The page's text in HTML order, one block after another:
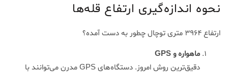
نحوه اندازه‌گیری ارتفاع قله‌ها
ارتفاع ۳۹۶۴ متری توچال چطور به دست آمده؟
ماهواره و GPS
دقیق‌ترین روش امروز. دستگاه‌های GPS مدرن می‌توانند با